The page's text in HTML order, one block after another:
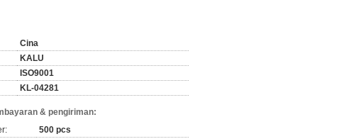
Cina
KALU
ISO9001
KL-04281
& pengiriman:
500 pcs